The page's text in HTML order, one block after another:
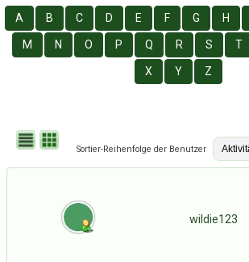
A B C D E F G H
M N O P Q R S T
X Y Z
Sortier-Reihenfolge der Benutzer
wildie123